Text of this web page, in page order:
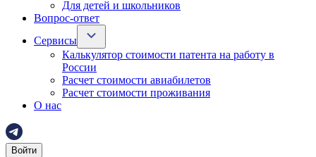
Для детей и школьников
Вопрос-ответ
Сервисы
Калькулятор стоимости патента на работу в
России
Расчет стоимости авиабилетов
Расчет стоимости проживания
О нас
Войти